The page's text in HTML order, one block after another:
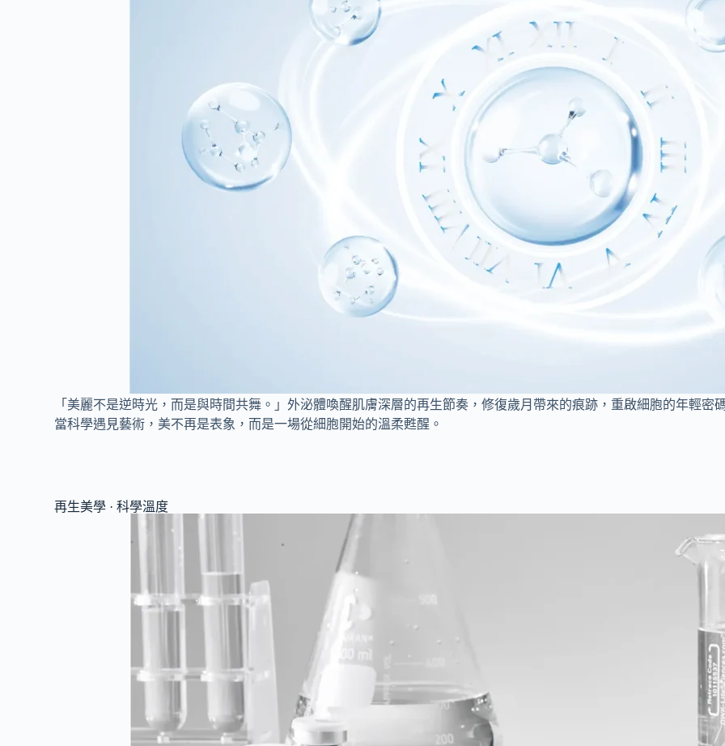
「美麗不是逆時光，而是與時間共舞。」外泌體喚醒肌膚深層的再生節奏，修復歲月帶來的痕跡，重啟細胞的年輕密
當科學遇見藝術，美不再是表象，而是一場從細胞開始的溫柔甦醒。
再生美學 · 科學溫度